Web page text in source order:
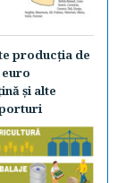
producţia de
şi alte